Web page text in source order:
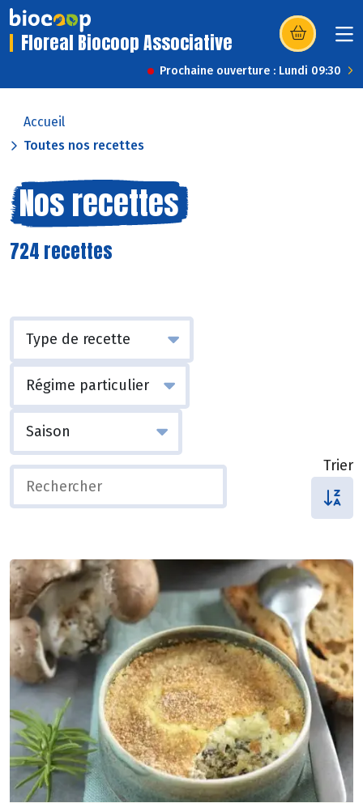
Floreal Biocoop Associative (s’ouvre dans
Prochaine ouverture : Lundi 09:30
Accueil
Toutes nos recettes
Nos recettes
724 recettes
Trier